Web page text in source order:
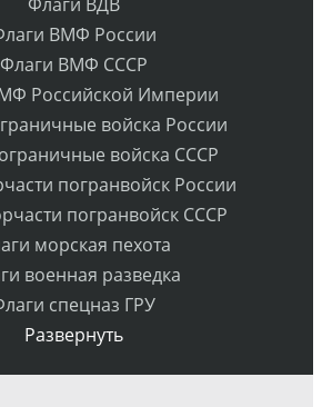
Флаги ВДВ
ВМФ России
Флаги ВМФ СССР
Российской Империи
войска России
войска СССР
погранвойск России
погранвойск СССР
морская пехота
военная разведка
спецназ ГРУ
Развернуть